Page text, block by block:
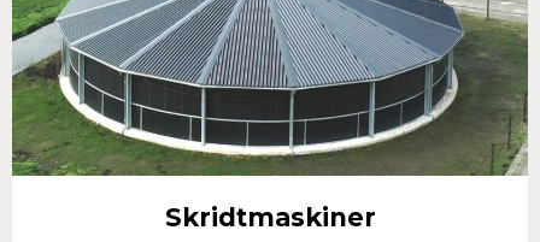
Skridtmaskiner